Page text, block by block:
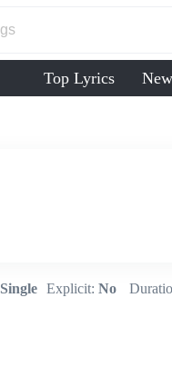
Top Lyrics
Single Explicit: No